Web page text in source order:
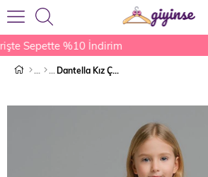
Sepette %10 İndirim
Dantella Kız Çocuk Eşofman Takımı Pembe